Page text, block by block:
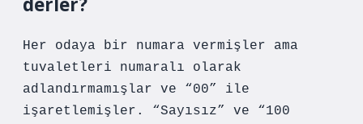
Her odaya bir numara vermişler ama
tuvaletleri numaralı olarak
adlandırmamışlar ve “00” ile
işaretlemişler. “Sayısız” ve “100